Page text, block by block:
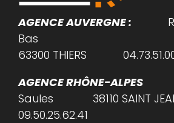
AGENCE AUVERGNE :
Bas
63300 THIERS
AGENCE RHÔNE-ALPES
Saules 38110 SAINT JEAN
09.50.25.62.41